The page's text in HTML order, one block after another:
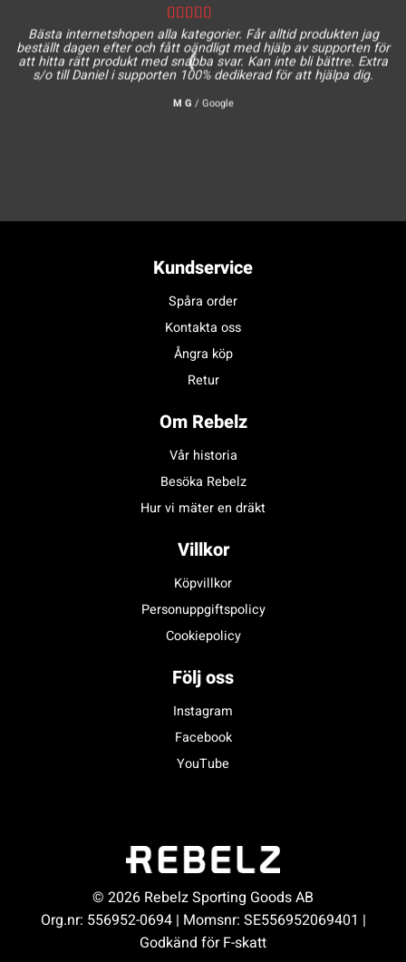
Bästa internetshopen alla kategorier. Får alltid produkten jag
beställt dagen efter och fått oändligt med hjälp av supporten för
att hitta rätt produkt med snabba svar. Kan inte bli bättre. Extra
s/o till Daniel i supporten 100% dedikerad för att hjälpa dig.
M G / Google
Kundservice
Spåra order
Kontakta oss
Ångra köp
Retur
Om Rebelz
Vår historia
Besöka Rebelz
Hur vi mäter en dräkt
Villkor
Köpvillkor
Personuppgiftspolicy
Cookiepolicy
Följ oss
Instagram
Facebook
YouTube
© 2026 Rebelz Sporting Goods AB
Org.nr: 556952-0694 | Momsnr: SE556952069401 |
Godkänd för F-skatt